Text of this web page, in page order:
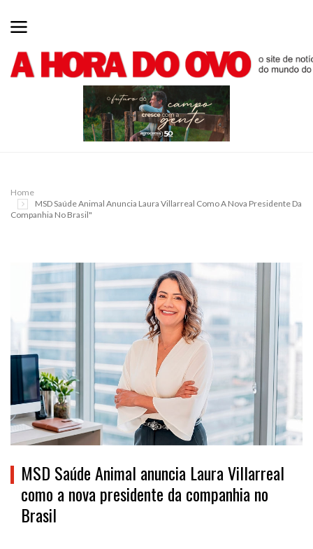
Home
MSD Saúde Animal Anuncia Laura Villarreal Como A Nova Presidente Da
Companhia No Brasil"
MSD Saúde Animal anuncia Laura Villarreal
como a nova presidente da companhia no
Brasil